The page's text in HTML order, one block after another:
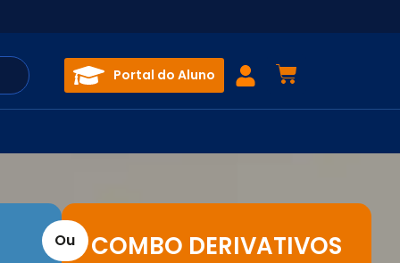
Portal do Aluno
Ou COMBO DERIVATIVOS